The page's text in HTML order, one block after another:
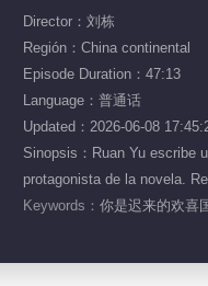
Director：刘栋
Región：China continental
Episode Duration：47:13
Language：普通话
Updated：2026-06-08
Sinopsis：Ruan Yu escribe
protagonista de la novela.
Keywords： 你是迟来的欢喜